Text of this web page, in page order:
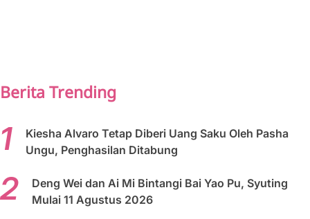
Berita Trending
Kiesha Alvaro Tetap Diberi Uang Saku Oleh Pasha
Ungu, Penghasilan Ditabung
Deng Wei dan Ai Mi Bintangi Bai Yao Pu, Syuting
Mulai 11 Agustus 2026